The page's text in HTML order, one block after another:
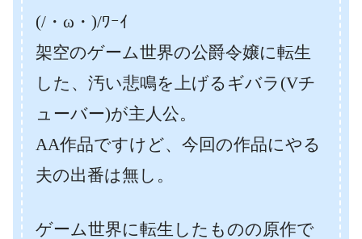
(/・ω・)/ﾜｰｲ
架空のゲーム世界の公爵令嬢に転生
した、汚い悲鳴を上げるギバラ(Vチ
ューバー)が主人公。
AA作品ですけど、今回の作品にやる
夫の出番は無し。
ゲーム世界に転生したものの原作で